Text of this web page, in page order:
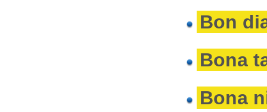
Bon
Bona
Bona